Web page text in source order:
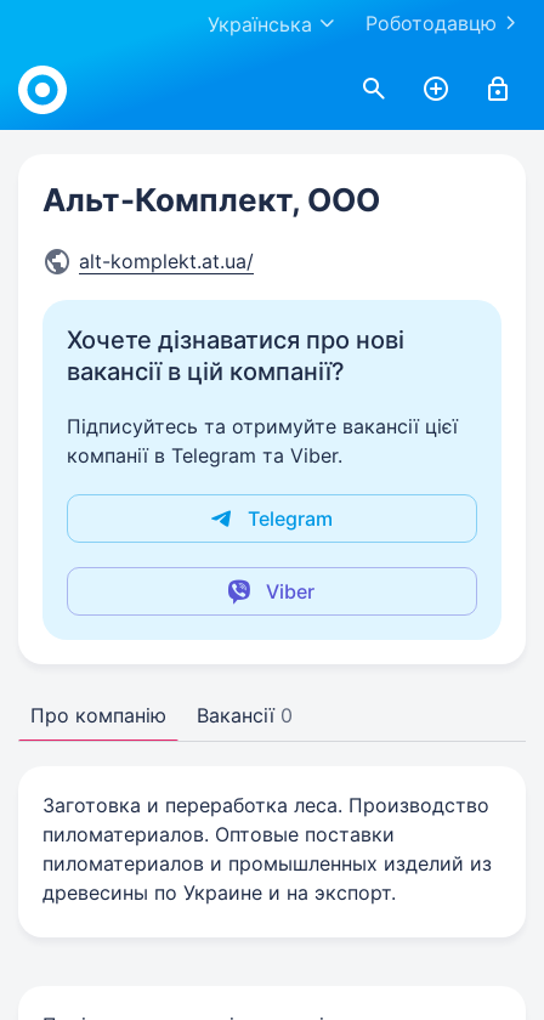
Роботодавцю
Українська
Work.ua
Альт-Комплект, ООО
alt-komplekt.at.ua/
Хочете дізнаватися про нові
вакансії в цій компанії?
Підписуйтесь та отримуйте вакансії цієї
компанії в Telegram та Viber.
Telegram
Viber
Про компанію Вакансії 0
Заготовка и переработка леса. Производство
пиломатериалов. Оптовые поставки
пиломатериалов и промышленных изделий из
древесины по Украине и на экспорт.